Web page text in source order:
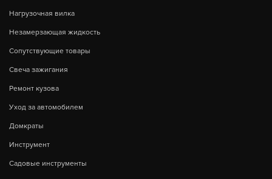
Нагрузочная вилка
Незамерзающая жидкость
Сопутствующие товары
Свеча зажигания
Ремонт кузова
Уход за автомобилем
Домкраты
Инструмент
Садовые инструменты